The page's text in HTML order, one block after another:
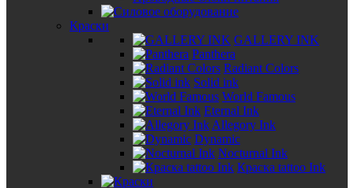
Краски
GALLERY INK
Panthera
Radiant Colors
Solid ink
World Famous
Eternal Ink
Allegory Ink
Dynamic
Nocturnal Ink
Краска tattoo Ink